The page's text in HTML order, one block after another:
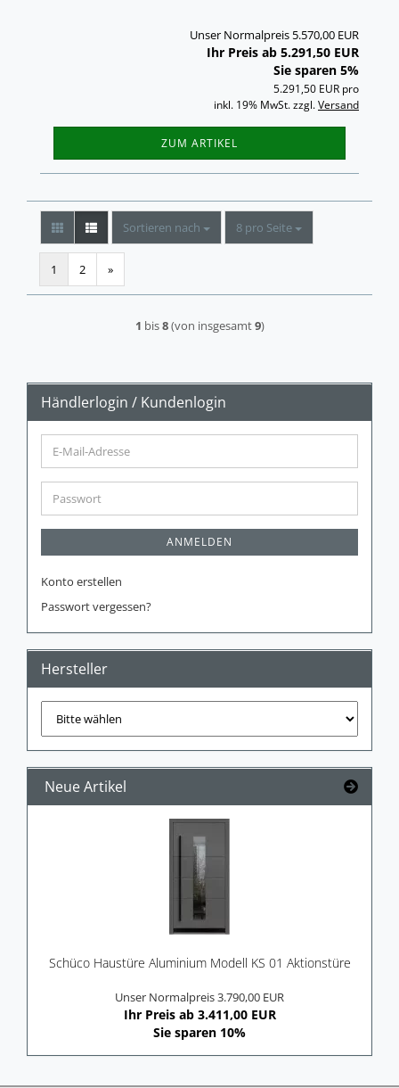
Unser Normalpreis 5.570,00 EUR
Ihr Preis ab 5.291,50 EUR
Sie sparen 5%
5.291,50 EUR pro
inkl. 19% MwSt. zzgl.Versand
ZUM ARTIKEL
Sortieren nach
Sortieren nach 8 pro Seite
pro Seite
1 2 »
1 bis8(von insgesamt9)
Händlerlogin / Kundenlogin
E-
Mail-
Adresse
Passwort
ANMELDEN
Konto erstellen
Passwort vergessen?
Hersteller
Neue Artikel
Schü­co Haus­tü­re Alu­mi­ni­um Mo­dell KS 01 Ak­ti­ons­tü­re
Unser Normalpreis 3.790,00 EUR
Ihr Preis ab 3.411,00 EUR
Sie sparen 10%